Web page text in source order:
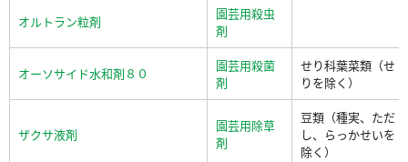
オルトラン粒剤
園芸用殺虫
剤
オーソサイド水和剤８０
園芸用殺菌
剤
せり科葉菜類（せ
りを除く）
ザクサ液剤
園芸用除草
剤
豆類（種実、ただ
し、らっかせいを
除く）